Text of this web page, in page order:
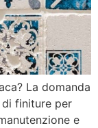
La domanda
finiture per
e